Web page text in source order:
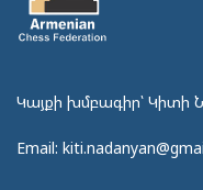
Կայքի խմբագիր՝ Կիտի
Email: